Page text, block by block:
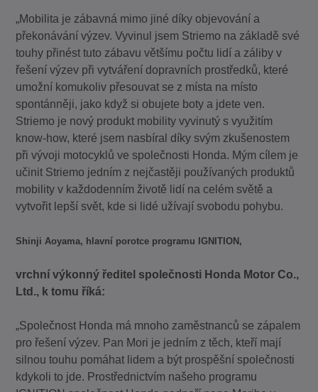
„Mobilita je zábavná mimo jiné díky objevování a
překonávání výzev. Vyvinul jsem Striemo na základě své
touhy přinést tuto zábavu většímu počtu lidí a záliby v
řešení výzev při vytváření dopravních prostředků, které
umožní komukoliv přesouvat se z místa na místo
spontánněji, jako když si obujete boty a jdete ven.
Striemo je nový produkt mobility vyvinutý s využitím
know-how, které jsem nasbíral díky svým zkušenostem
při vývoji motocyklů ve společnosti Honda. Mým cílem je
učinit Striemo jedním z nejčastěji používaných produktů
mobility v každodenním životě lidí na celém světě a
vytvořit lepší svět, kde si lidé užívají svobodu pohybu.
Shinji Aoyama, hlavní porotce programu IGNITION,
vrchní výkonný ředitel společnosti Honda Motor Co.,
Ltd., k tomu říká:
„Společnost Honda má mnoho zaměstnanců se zápalem
pro řešení výzev. Pan Mori je jedním z těch, kteří mají
silnou touhu pomáhat lidem a být prospěšní společnosti
kdykoli to jde. Prostřednictvím našeho programu